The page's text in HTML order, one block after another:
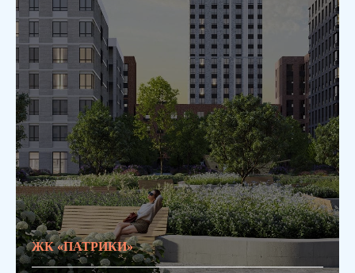
ЖК «ПАТРИКИ»